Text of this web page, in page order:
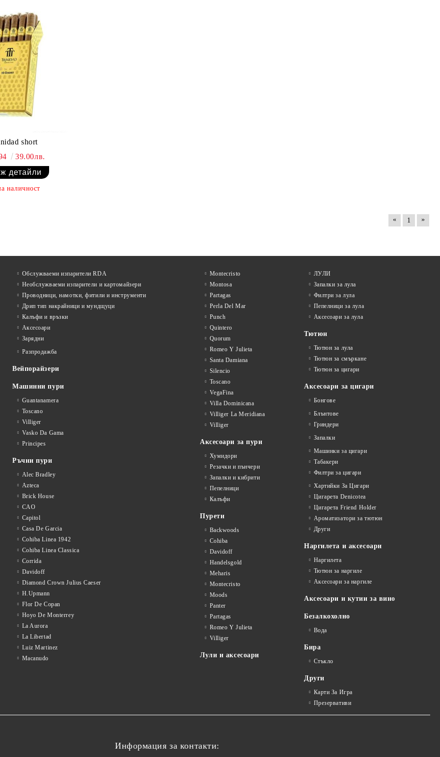
short
39.00лв.
детайли
наличност
« 1 »
Обслужваеми изпарители RDA
Необслужваеми изпарители и картомайзери
Проводници, намотки, фитили и инструменти
Дрип тип накрайници и мундщуци
Калъфи и връзки
Аксесоари
Зарядни
Разпродажба
Вейпорайзери
Машинни пури
Guantanamera
Toscano
Villiger
Vasko Da Gama
Principes
Ръчни пури
Alec Bradley
Azteca
Brick House
CAO
Capitol
Casa De Garcia
Cohiba Linea 1942
Cohiba Linea Classica
Corrida
Davidoff
Diamond Crown Julius Caeser
H.Upmann
Flor De Copan
Hoyo De Monterrey
La Aurora
La Libertad
Luiz Martinez
Macanudo
Montecristo
Montosa
Partagas
Perla Del Mar
Punch
Quintero
Quorum
Romeo Y Julieta
Santa Damiana
Silencio
Toscano
VegaFina
Villa Dominicana
Villiger La Meridiana
Villiger
Аксесоари за пури
Хумидори
Резачки и пънчери
Запалки и кибрити
Пепелници
Калъфи
Пурети
Backwoods
Cohiba
Davidoff
Handelsgold
Meharis
Montecristo
Moods
Panter
Partagas
Romeo Y Julieta
Villiger
Лули и аксесоари
ЛУЛИ
Запалки за лула
Филтри за лула
Пепелници за лула
Аксесоари за лула
Тютюн
Тютюн за лула
Тютюн за смъркане
Тютюн за цигари
Аксесоари за цигари
Бонгове
Блънтове
Гриндери
Запалки
Машинки за цигари
Табакери
Филтри за цигари
Хартийки За Цигари
Цигарета Denicotea
Цигарета Friend Holder
Ароматизатори за тютюн
Други
Наргилета и аксесоари
Наргилета
Тютюн за наргиле
Аксесоари за наргиле
Аксесоари и кутии за вино
Безалкохолно
Вода
Бира
Стъкло
Други
Карти За Игра
Презервативи
Информация за контакти: